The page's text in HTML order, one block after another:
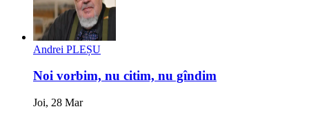
Andrei PLEȘU
Noi vorbim, nu citim, nu gîndim
Joi, 28 Mar